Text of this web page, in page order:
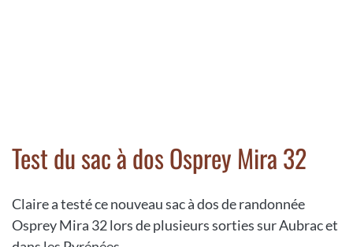
Test du sac à dos Osprey Mira 32
Claire a testé ce nouveau sac à dos de randonnée
Osprey Mira 32 lors de plusieurs sorties sur Aubrac et